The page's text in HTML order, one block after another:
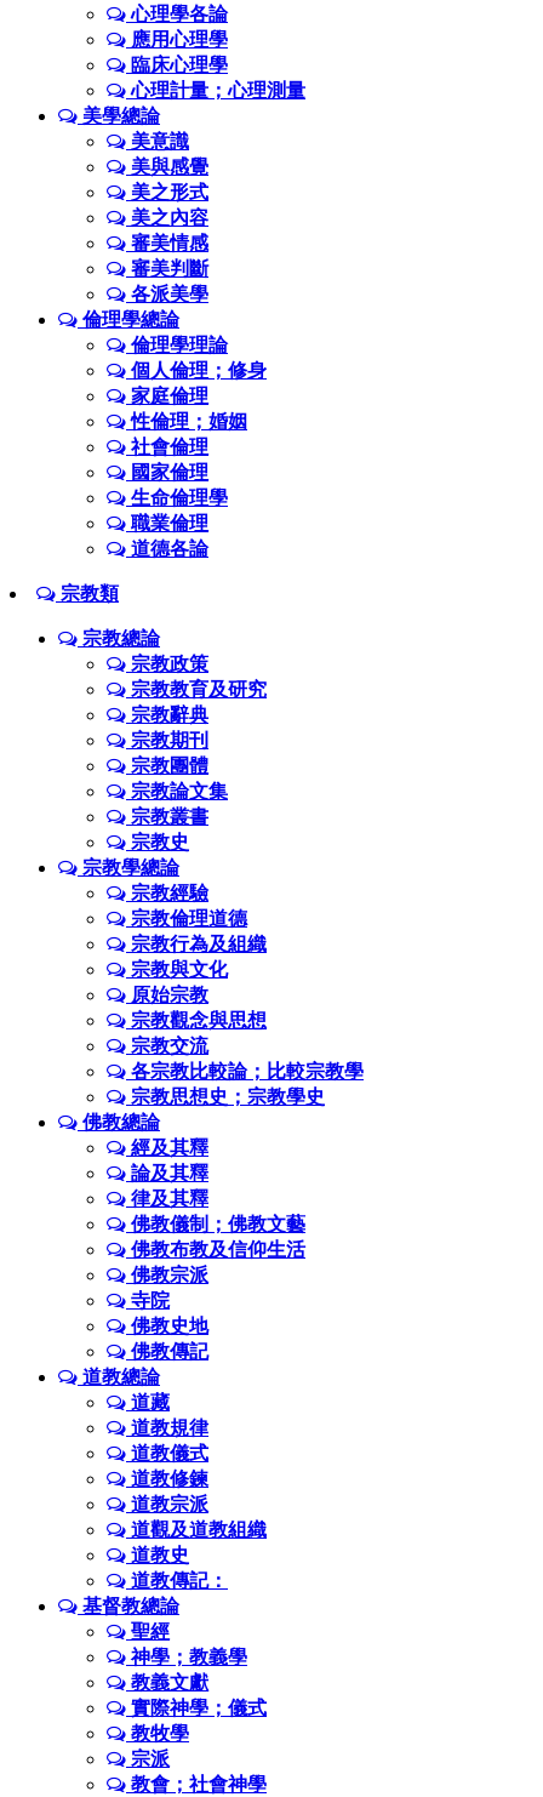
心理學各論
應用心理學
臨床心理學
心理計量；心理測量
美學總論
美意識
美與感覺
美之形式
美之內容
審美情感
審美判斷
各派美學
倫理學總論
倫理學理論
個人倫理；修身
家庭倫理
性倫理；婚姻
社會倫理
國家倫理
生命倫理學
職業倫理
道德各論
宗教類
宗教總論
宗教政策
宗教教育及研究
宗教辭典
宗教期刊
宗教團體
宗教論文集
宗教叢書
宗教史
宗教學總論
宗教經驗
宗教倫理道德
宗教行為及組織
宗教與文化
原始宗教
宗教觀念與思想
宗教交流
各宗教比較論；比較宗教學
宗教思想史；宗教學史
佛教總論
經及其釋
論及其釋
律及其釋
佛教儀制；佛教文藝
佛教布教及信仰生活
佛教宗派
寺院
佛教史地
佛教傳記
道教總論
道藏
道教規律
道教儀式
道教修鍊
道教宗派
道觀及道教組織
道教史
道教傳記：
基督教總論
聖經
神學；教義學
教義文獻
實際神學；儀式
教牧學
宗派
教會；社會神學